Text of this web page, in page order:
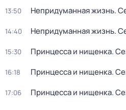
13:50 Непридуманная жизнь.
14:40 Непридуманная жизнь.
15:30 Принцесса и нищенка.
16:18 Принцесса и нищенка.
17:06 Принцесса и нищенка.